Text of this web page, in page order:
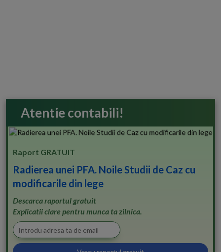
Atentie contabili!
Raport GRATUIT
Radierea unei PFA. Noile Studii de Caz cu
modificarile din lege
Descarca raportul gratuit
Explicatii clare pentru munca ta zilnica.